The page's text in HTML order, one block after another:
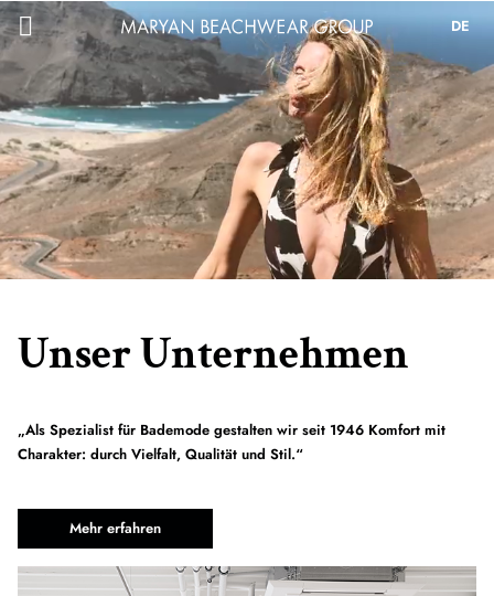
DE
Unser Unternehmen
„Als Spezialist für Bademode gestalten wir seit 1946 Komfort mit
Charakter: durch Vielfalt, Qualität und Stil.“
Mehr erfahren